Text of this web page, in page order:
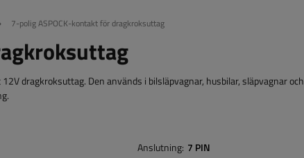
7-polig ASPOCK-kontakt för dragkroksuttag
dragkroksuttag. Den används i bilsläpvagnar, husbilar, släpvagnar och
Anslutning 7 PIN